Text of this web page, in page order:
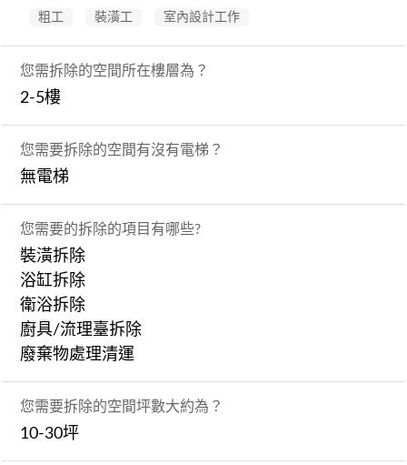
粗工 裝潢工 室內設計工作
您需拆除的空間所在樓層為？
2-5樓
您需要拆除的空間有沒有電梯？
無電梯
您需要的拆除的項目有哪些?
裝潢拆除
浴缸拆除
衛浴拆除
廚具/流理臺拆除
廢棄物處理清運
您需要拆除的空間坪數大約為？
10-30坪